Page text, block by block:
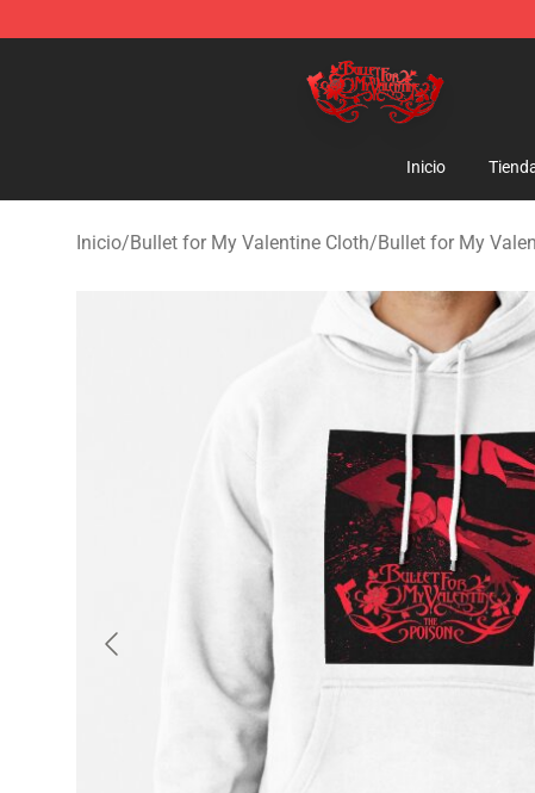
Bullet for My Valentine Store - Official Bullet for My
Inicio
Inicio/Bullet for My Valentine Cloth/Bullet for My